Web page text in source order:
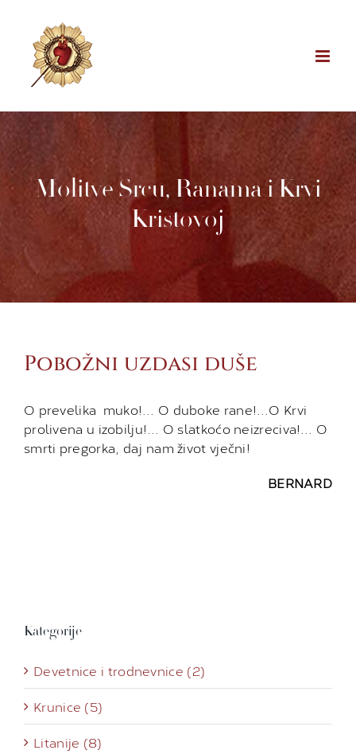
content
Molitve Srcu, Ranama i Krvi
Kristovoj
Pobožni uzdasi duše
O prevelika muko!… O duboke rane!…O Krvi
prolivena u izobilju!… O slatkoćo neizreciva!… O
smrti pregorka, daj nam život vječni!
BERNARD
Kategorije
Devetnice i trodnevnice (2)
Krunice (5)
Litanije (8)